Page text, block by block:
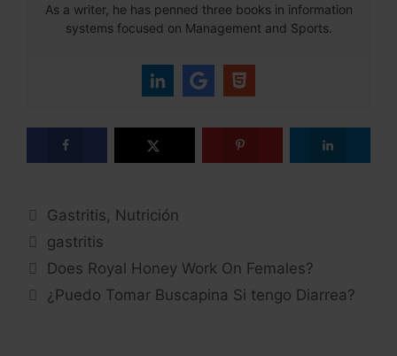
As a writer, he has penned three books in information
systems focused on Management and Sports.
Categories
Gastritis, Nutrición
Tags
gastritis
Does Royal Honey Work On Females?
¿Puedo Tomar Buscapina Si tengo Diarrea?